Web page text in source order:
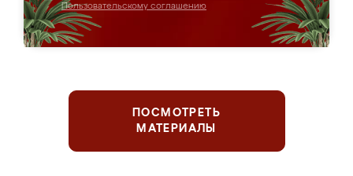
Пользовательскому соглашению
ПОСМОТРЕТЬ
МАТЕРИАЛЫ